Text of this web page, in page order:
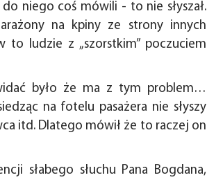
niego coś mówili - to nie słyszał.
na kpiny ze strony innych
to ludzie z „szorstkim” poczuciem
było że ma z tym problem…
na fotelu pasażera nie słyszy
itd. Dlatego mówił że to raczej on
słabego słuchu Pana Bogdana,